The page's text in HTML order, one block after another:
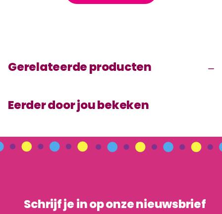
Gerelateerde producten
Eerder door jou bekeken
Schrijf je in op onze nieuwsbrief